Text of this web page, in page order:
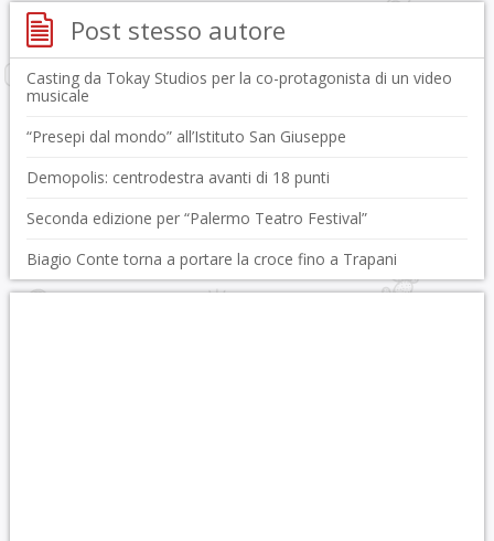
Post stesso autore
Casting da Tokay Studios per la co-protagonista di un video
musicale
“Presepi dal mondo” all’Istituto San Giuseppe
Demopolis: centrodestra avanti di 18 punti
Seconda edizione per “Palermo Teatro Festival”
Biagio Conte torna a portare la croce fino a Trapani